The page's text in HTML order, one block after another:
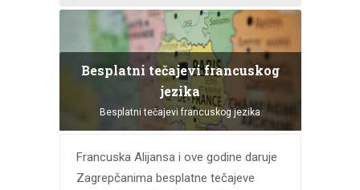
Besplatni tečajevi francuskog
jezika
Besplatni tečajevi francuskog jezika
Francuska Alijansa i ove godine daruje
Zagrepčanima besplatne tečajeve